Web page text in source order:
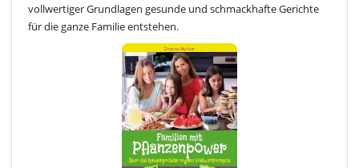
vollwertiger Grundlagen gesunde und schmackhafte Gerichte
für die ganze Familie entstehen.